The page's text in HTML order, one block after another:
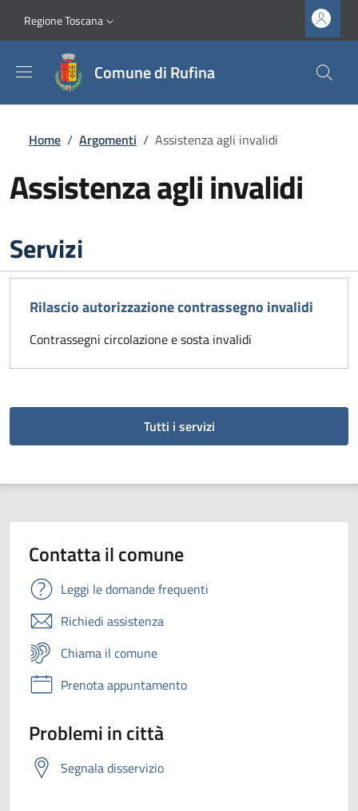
Slim top
Regione Toscana
Comune di Rufina
Briciole di pane
Home / Argomenti / Assistenza agli invalidi
Assistenza agli invalidi
Servizi
Rilascio autorizzazione contrassegno invalidi
Contrassegni circolazione e sosta invalidi
Tutti i servizi
Contatta il comune
Leggi le domande frequenti
Richiedi assistenza
Chiama il comune
Prenota appuntamento
Problemi in città
Segnala disservizio